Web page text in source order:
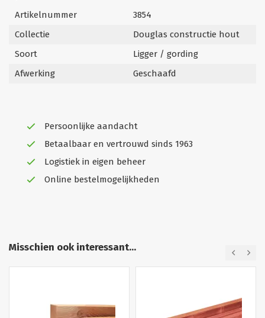
Artikelnummer
3854
Collectie
Douglas constructie hout
Soort
Ligger / gording
Afwerking
Geschaafd
Persoonlijke aandacht
Betaalbaar en vertrouwd sinds 1963
Logistiek in eigen beheer
Online bestelmogelijkheden
Misschien ook interessant...